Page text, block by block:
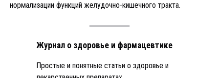
нормализации функций желудочно-кишечного тракта.
Журнал о здоровье и фармацевтике
Простые и понятные статьи о здоровье и